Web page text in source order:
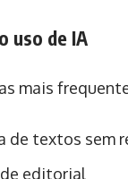
uso de IA
mais
de textos sem
editorial